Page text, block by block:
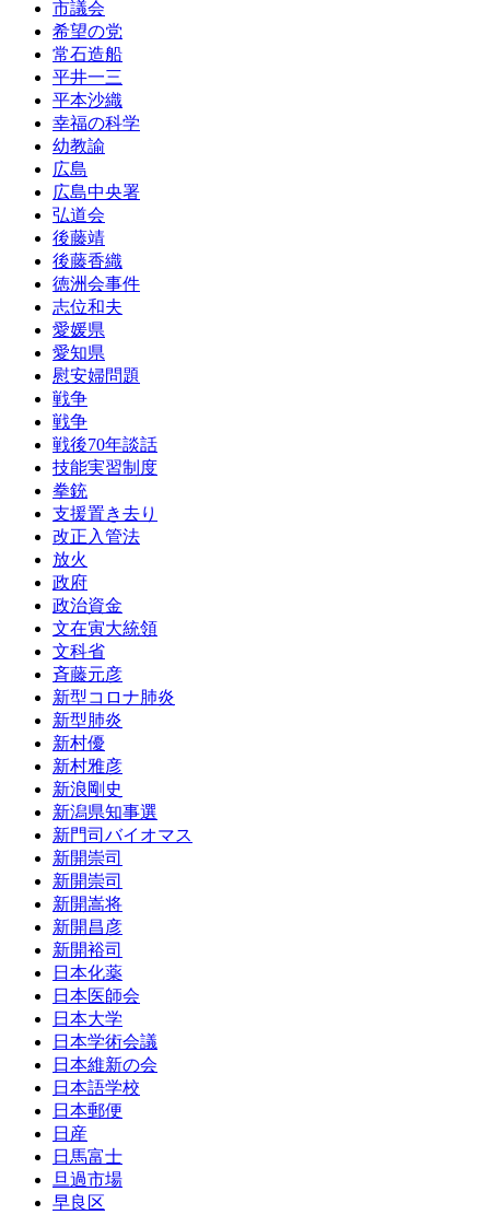
市議会
希望の党
常石造船
平井一三
平本沙織
幸福の科学
幼教諭
広島
広島中央署
弘道会
後藤靖
後藤香織
徳洲会事件
志位和夫
愛媛県
愛知県
慰安婦問題
戦争
戦争
戦後70年談話
技能実習制度
拳銃
支援置き去り
改正入管法
放火
政府
政治資金
文在寅大統領
文科省
斉藤元彦
新型コロナ肺炎
新型肺炎
新村優
新村雅彦
新浪剛史
新潟県知事選
新門司バイオマス
新開崇司
新開崇司
新開嵩将
新開昌彦
新開裕司
日本化薬
日本医師会
日本大学
日本学術会議
日本維新の会
日本語学校
日本郵便
日産
日馬富士
旦過市場
早良区